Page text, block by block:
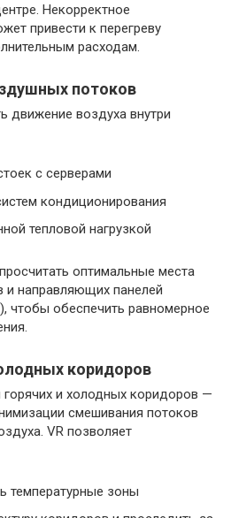
Некорректное
привести к перегреву
расходам.
потоков
движение воздуха внутри
с серверами
кондиционирования
тепловой нагрузкой
оптимальные места
и направляющих панелей
чтобы обеспечить равномерное
коридоров
горячих и холодных коридоров —
смешивания потоков
VR позволяет
температурные зоны